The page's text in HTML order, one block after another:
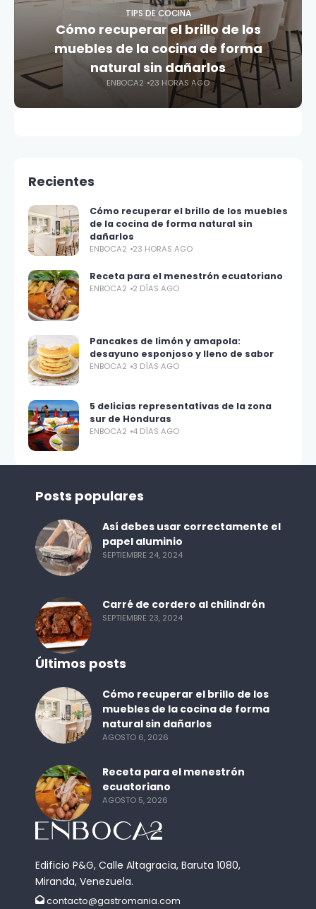
TIPS DE COCINA
Cómo recuperar el brillo de los
muebles de la cocina de forma
natural sin dañarlos
ENBOCA2 23 HORAS AGO
Recientes
Cómo recuperar el brillo de los muebles
de la cocina de forma natural sin
dañarlos
ENBOCA2 23 HORAS AGO
Receta para el menestrón ecuatoriano
ENBOCA2 2 DÍAS AGO
Pancakes de limón y amapola:
desayuno esponjoso y lleno de sabor
ENBOCA2 3 DÍAS AGO
5 delicias representativas de la zona
sur de Honduras
ENBOCA2 4 DÍAS AGO
Edificio P&G, Calle Altagracia, Baruta 1080,
Miranda, Venezuela.
contacto@gastromania.com
Posts populares
Así debes usar correctamente el
papel aluminio
SEPTIEMBRE 24, 2024
Carré de cordero al chilindrón
SEPTIEMBRE 23, 2024
Últimos posts
Cómo recuperar el brillo de los
muebles de la cocina de forma
natural sin dañarlos
AGOSTO 6, 2026
Receta para el menestrón
ecuatoriano
AGOSTO 5, 2026